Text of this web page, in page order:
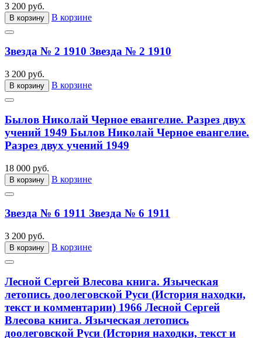
3 200 руб.
В корзину В корзине
Звезда № 2 1910 Звезда № 2 1910
3 200 руб.
В корзину В корзине
Былов Николай Черное евангелие. Разрез двух
учений 1949 Былов Николай Черное евангелие.
Разрез двух учений 1949
18 000 руб.
В корзину В корзине
Звезда № 6 1911 Звезда № 6 1911
3 200 руб.
В корзину В корзине
Лесной Сергей Влесова книга. Языческая
летопись доолеговской Руси (История находки,
текст и комментарии) 1966 Лесной Сергей
Влесова книга. Языческая летопись
доолеговской Руси (История находки, текст и